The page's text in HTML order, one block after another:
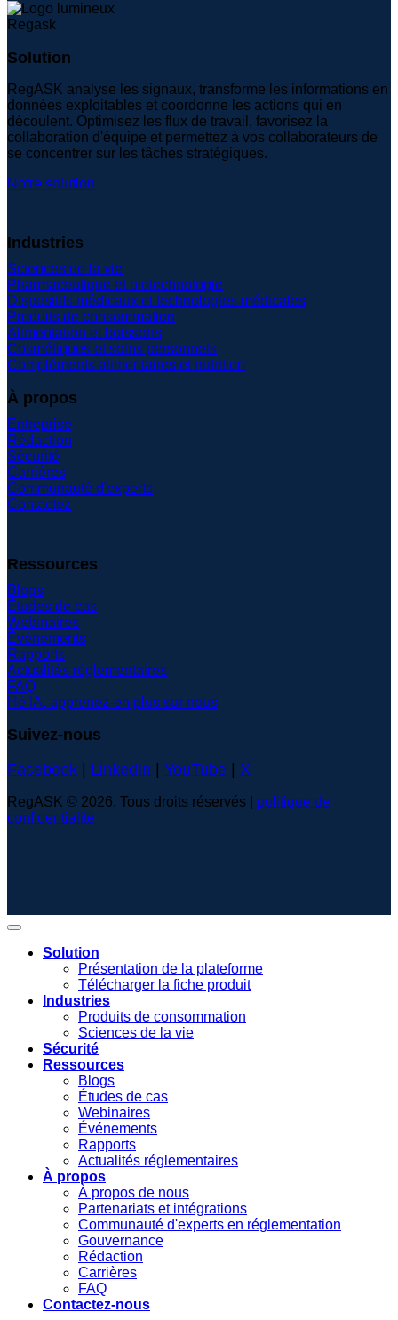
Solution
RegASK analyse les signaux, transforme les informations en
données exploitables et coordonne les actions qui en
découlent. Optimisez les flux de travail, favorisez la
collaboration d'équipe et permettez à vos collaborateurs de
se concentrer sur les tâches stratégiques.
Notre solution
Industries
Sciences de la vie
Pharmaceutique et biotechnologie
Dispositifs médicaux et technologies médicales
Produits de consommation
Alimentation et boissons
Cosmétiques et soins personnels
Compléments alimentaires et nutrition
À propos
Entreprise
Rédaction
Sécurité
Carrières
Communauté d'experts
Contactez
Ressources
Blogs
Études de cas
Webinaires
Événements
Rapports
Actualités réglementaires
FAQ
Hé IA, apprenez-en plus sur nous
Suivez-nous
Facebook | LinkedIn | YouTube | X
RegASK © 2026. Tous droits réservés | politique de
confidentialité
Solution
Présentation de la plateforme
Télécharger la fiche produit
Industries
Produits de consommation
Sciences de la vie
Sécurité
Ressources
Blogs
Études de cas
Webinaires
Événements
Rapports
Actualités réglementaires
À propos
À propos de nous
Partenariats et intégrations
Communauté d'experts en réglementation
Gouvernance
Rédaction
Carrières
FAQ
Contactez-nous